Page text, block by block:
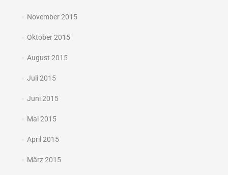
November 2015
Oktober 2015
August 2015
Juli 2015
Juni 2015
Mai 2015
April 2015
März 2015